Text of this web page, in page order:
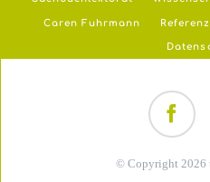
Caren Fuhrmann
© Copyright 2026